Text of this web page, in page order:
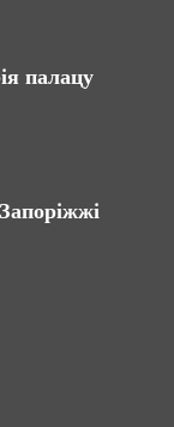
палацу